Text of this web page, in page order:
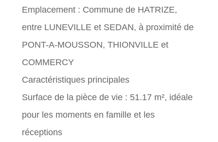
Emplacement : Commune de HATRIZE,
entre LUNEVILLE et SEDAN, à proximité de
PONT-A-MOUSSON, THIONVILLE et
COMMERCY
Caractéristiques principales
Surface de la pièce de vie : 51.17 m², idéale
pour les moments en famille et les
réceptions